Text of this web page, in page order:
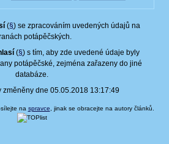
(§) se zpracováním uvedených údajů na
potápěčských.
(§) s tím, aby zde uvedené údaje byly
potápěčské, zejména zařazeny do jiné
databáze.
změněny dne 05.05.2018 13:17:49
na spravce , jinak se obracejte na autory článků.